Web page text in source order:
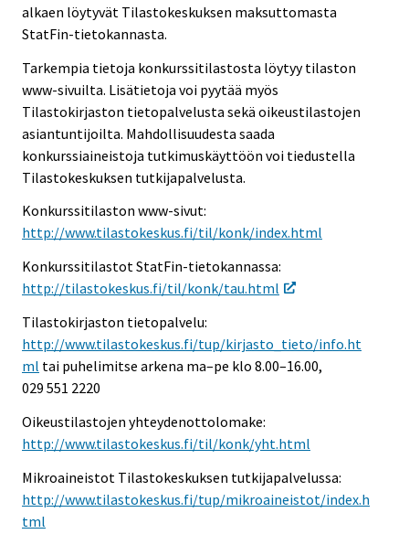
alkaen löytyvät Tilastokeskuksen maksuttomasta
StatFin-tietokannasta.
Tarkempia tietoja konkurssitilastosta löytyy tilaston
www-sivuilta. Lisätietoja voi pyytää myös
Tilastokirjaston tietopalvelusta sekä oikeustilastojen
asiantuntijoilta. Mahdollisuudesta saada
konkurssiaineistoja tutkimuskäyttöön voi tiedustella
Tilastokeskuksen tutkijapalvelusta.
Konkurssitilaston www-sivut:
http://www.tilastokeskus.fi/til/konk/index.html
Konkurssitilastot StatFin-tietokannassa:
http://tilastokeskus.fi/til/konk/tau.html
Tilastokirjaston tietopalvelu:
http://www.tilastokeskus.fi/tup/kirjasto_tieto/info.ht
ml tai puhelimitse arkena ma–pe klo 8.00–16.00,
029 551 2220
Oikeustilastojen yhteydenottolomake:
http://www.tilastokeskus.fi/til/konk/yht.html
Mikroaineistot Tilastokeskuksen tutkijapalvelussa:
http://www.tilastokeskus.fi/tup/mikroaineistot/index.h
tml